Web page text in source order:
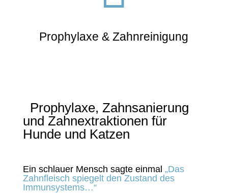
Prophylaxe & Zahnreinigung
Prophylaxe, Zahnsanierung
und Zahnextraktionen für
Hunde und Katzen
Ein schlauer Mensch sagte einmal „Das
Zahnfleisch spiegelt den Zustand des
Immunsystems…“